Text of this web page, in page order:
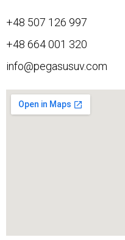
+48 507 126 997
+48 664 001 320
info@pegasusuv.com